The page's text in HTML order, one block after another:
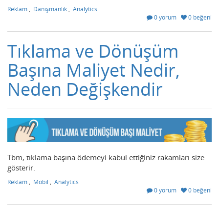
Reklam Danışmanlık
Analytics
0 yorum
0 beğeni
Tıklama ve Dönüşüm
Başına Maliyet Nedir,
Neden Değişkendir
Tbm, tıklama başına ödemeyi kabul ettiğiniz rakamları size
gösterir.
Reklam Mobil
Analytics
0 yorum
0 beğeni